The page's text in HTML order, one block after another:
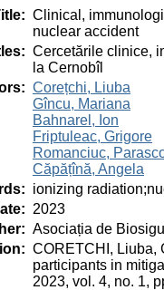
: Clinical,
nuclear accident
: Cercetările clinice,
la Cernobîl
: Corețchi, Liuba
Gîncu, Mariana
Bahnarel, Ion
Friptuleac, Grigore
Romanciuc,
Căpățînă, Angela
: ionizing
: 2023
: Asociația de
: CORETCHI, Liuba,
participants in
2023, vol. 4, no. 1,